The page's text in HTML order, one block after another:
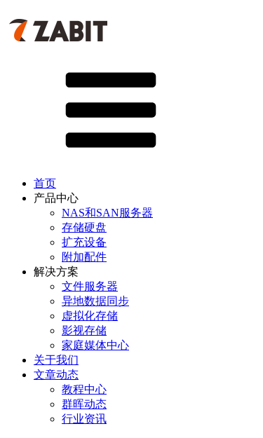
首页
产品中心
NAS和SAN服务器
存储硬盘
扩充设备
附加配件
解决方案
文件服务器
异地数据同步
虚拟化存储
影视存储
家庭媒体中心
关于我们
文章动态
教程中心
群晖动态
行业资讯